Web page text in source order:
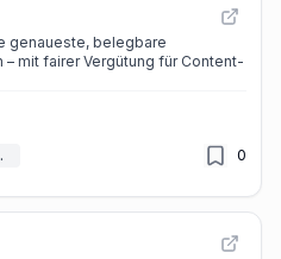
genaueste, belegbare
mit fairer Vergütung für Content-
0